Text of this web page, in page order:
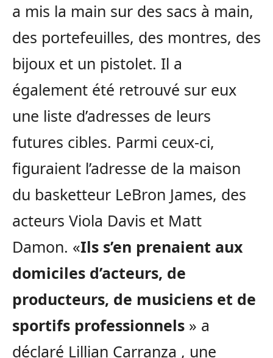
a mis la main sur des sacs à main,
des portefeuilles, des montres, des
bijoux et un pistolet. Il a
également été retrouvé sur eux
une liste d’adresses de leurs
futures cibles. Parmi ceux-ci,
figuraient l’adresse de la maison
du basketteur LeBron James, des
acteurs Viola Davis et Matt
Damon. «Ils s’en prenaient aux
domiciles d’acteurs, de
producteurs, de musiciens et de
sportifs professionnels » a
déclaré Lillian Carranza , une